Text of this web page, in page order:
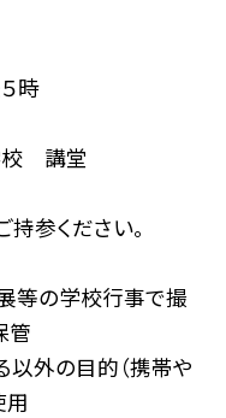
時
講堂
ください。
行事で撮
管
（携帯や
用